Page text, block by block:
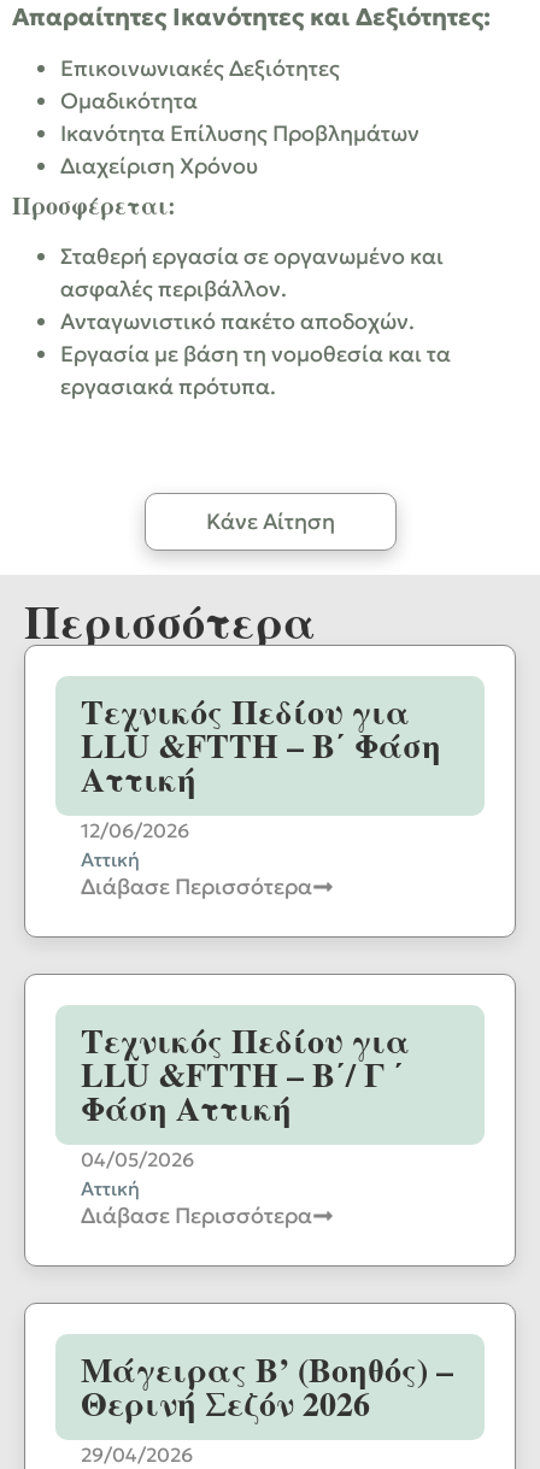
Απαραίτητες Ικανότητες και Δεξιότητες:
Επικοινωνιακές Δεξιότητες
Ομαδικότητα
Ικανότητα Επίλυσης Προβλημάτων
Διαχείριση Χρόνου
Προσφέρεται:
Σταθερή εργασία σε οργανωμένο και
ασφαλές περιβάλλον.
Ανταγωνιστικό πακέτο αποδοχών.
Εργασία με βάση τη νομοθεσία και τα
εργασιακά πρότυπα.
Κάνε Αίτηση
Περισσότερα
Τεχνικός Πεδίου για
LLU &FTTH – B΄ Φάση
Αττική
12/06/2026
Αττική
Διάβασε Περισσότερα
Τεχνικός Πεδίου για
LLU &FTTH – B΄/ Γ ΄
Φάση Αττική
04/05/2026
Αττική
Διάβασε Περισσότερα
Μάγειρας Β’ (Βοηθός) –
Θερινή Σεζόν 2026
29/04/2026